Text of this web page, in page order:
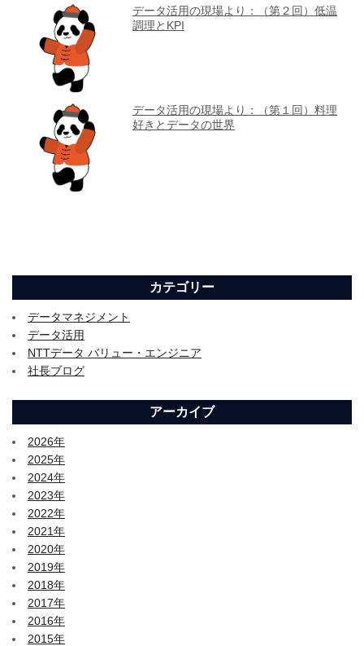
カテゴリー
データマネジメント
データ活用
NTTデータ バリュー・エンジニア
社長ブログ
アーカイブ
2026年
2025年
2024年
2023年
2022年
2021年
2020年
2019年
2018年
2017年
2016年
2015年